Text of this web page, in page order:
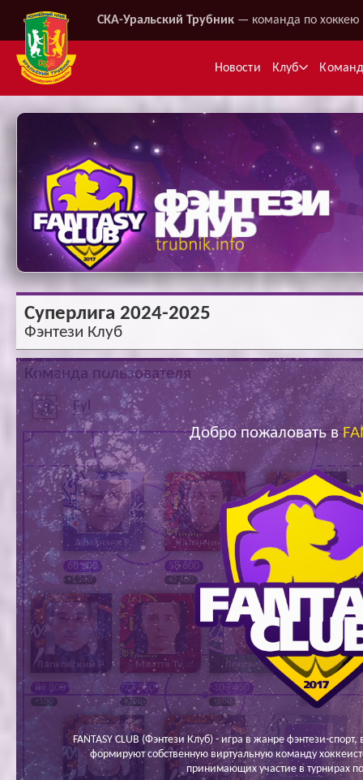
СКА-Уральский Трубник — команда по хоккею
Новости Клуб
Суперлига 2024-2025
Фэнтези Клуб
Добро пожаловать в
FANTASY CLUB (Фэнтези Клуб) - игра в жанре фэнтези-
формируют собственную виртуальную команду
принимающих участие в турнирах
Команда пользователя
Fyl
Дарковский Р.
89 800
+100
Мяаття Ту.
77 850
+200
Дергаев Е.
103 450
+500
Шардаков
60 750
0
Ахманаев Е.
68 300
+1 200
Каланчин В.
58 600
+2 400
Иванов Ники.
87 125
+1 600